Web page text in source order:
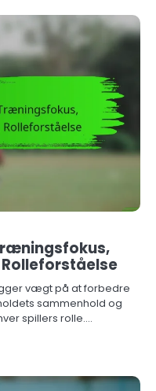
vægt på at forbedre
sammenhold og
spillers rolle.…